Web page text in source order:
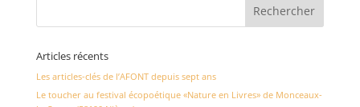
Articles récents
Les articles-clés de l’AFONT depuis sept ans
Le toucher au festival écopoétique «Nature en Livres» de Monceaux-